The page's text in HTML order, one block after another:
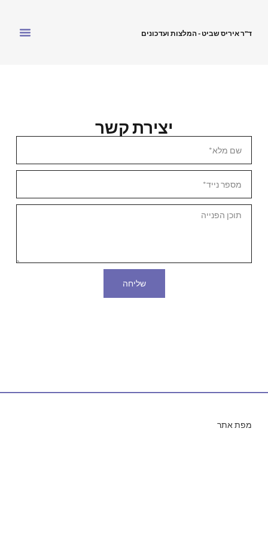
ד"ר איריס שביט - המלצות ועדכונים
יצירת קשר
שליחה
מפת אתר